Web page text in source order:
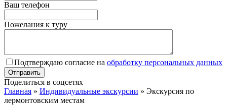
Ваш телефон
Пожелания к туру
Подтверждаю согласие на обработку персональных данных
Поделиться в соцсетях
Главная » Индивидуальные экскурсии » Экскурсия по
лермонтовским местам